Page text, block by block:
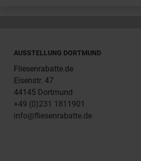
AUSSTELLUNG DORTMUND
Fliesenrabatte.de
Eisenstr. 47
44145 Dortmund
+49 (0)231 1811901
info@fliesenrabatte.de